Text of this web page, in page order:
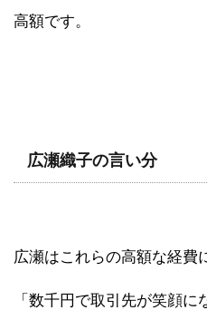
高額です。
広瀬織子の言い分
広瀬はこれらの高額な経費
「数千円で取引先が笑顔に